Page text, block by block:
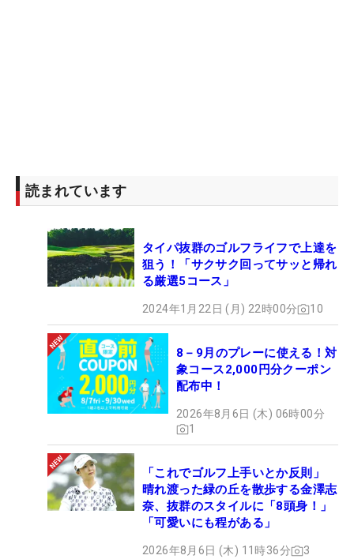
読まれています
タイパ抜群のゴルフライフで上達を
狙う！「サクサク回ってサッと帰れ
る厳選5コース」
2024年1月22日 (月) 22時00分 10
8－9月のプレーに使える！対
象コース2,000円分クーポン
配布中！
2026年8月6日 (木) 06時00分
1
「これでゴルフ上手いとか反則」
晴れ渡った緑の丘を散歩する金澤志
奈、抜群のスタイルに「8頭身！」
「可愛いにも程がある」
2026年8月6日 (木) 11時36分 3